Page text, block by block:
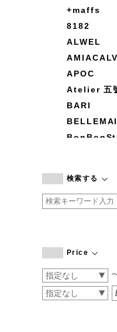
+maffs
8182
ALWEL
APOC
Atelier 五
BARI
by basics
CONVERSE
DEAN &
検索する
Price